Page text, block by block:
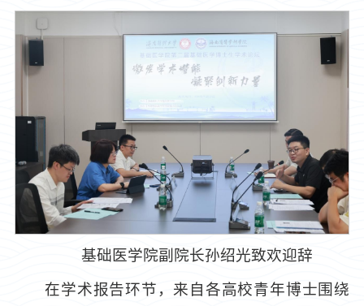
基础医学院副院长孙绍光致欢迎辞
在学术报告环节，来自各高校青年博士围绕